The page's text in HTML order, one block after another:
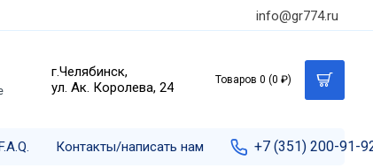
info@gr774.ru
г.Челябинск,
ул. Ак. Королева, 24
Товаров 0 (0 ₽)
Контакты/написать нам +7 (351) 200-91-